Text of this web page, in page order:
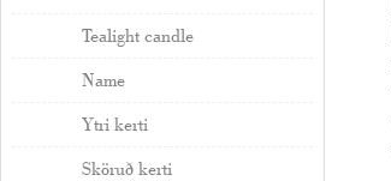
Tealight candle
Name
Ytri kerti
Sköruð kerti